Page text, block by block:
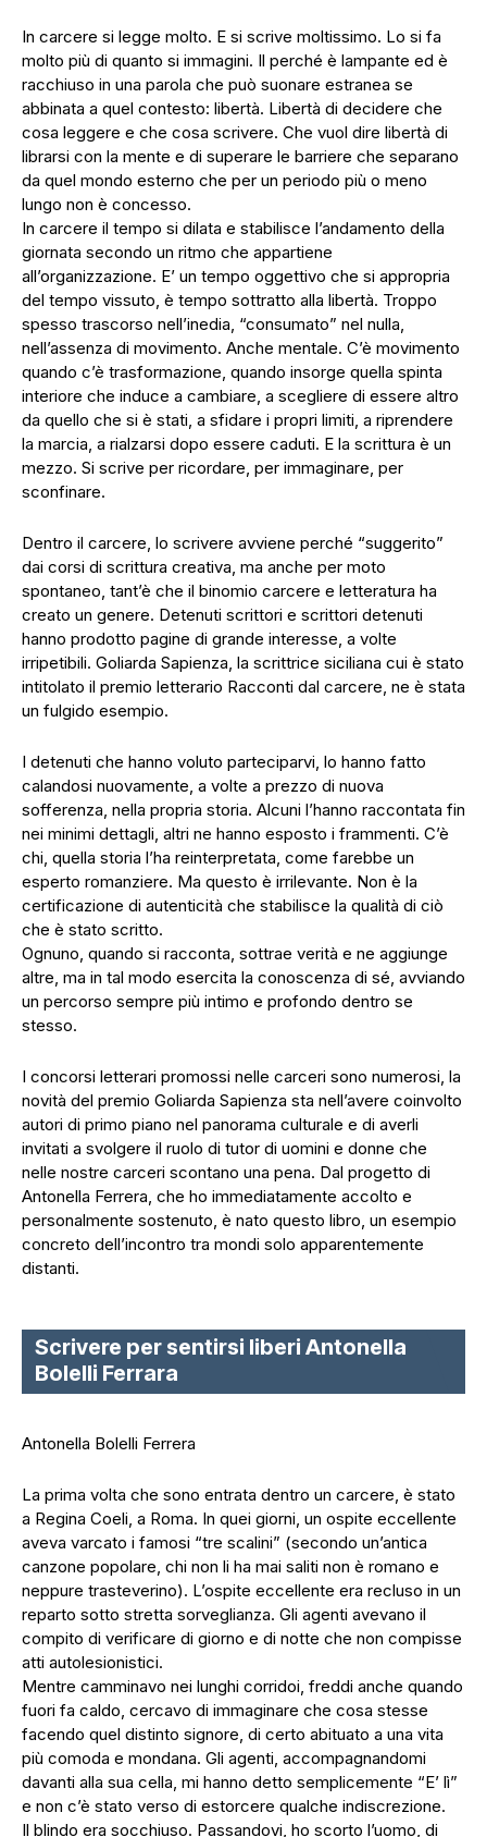
In carcere si legge molto. E si scrive moltissimo. Lo si fa
molto più di quanto si immagini. Il perché è lampante ed è
racchiuso in una parola che può suonare estranea se
abbinata a quel contesto: libertà. Libertà di decidere che
cosa leggere e che cosa scrivere. Che vuol dire libertà di
librarsi con la mente e di superare le barriere che separano
da quel mondo esterno che per un periodo più o meno
lungo non è concesso.
In carcere il tempo si dilata e stabilisce l’andamento della
giornata secondo un ritmo che appartiene
all’organizzazione. E’ un tempo oggettivo che si appropria
del tempo vissuto, è tempo sottratto alla libertà. Troppo
spesso trascorso nell’inedia, “consumato” nel nulla,
nell’assenza di movimento. Anche mentale. C’è movimento
quando c’è trasformazione, quando insorge quella spinta
interiore che induce a cambiare, a scegliere di essere altro
da quello che si è stati, a sfidare i propri limiti, a riprendere
la marcia, a rialzarsi dopo essere caduti. E la scrittura è un
mezzo. Si scrive per ricordare, per immaginare, per
sconfinare.
Dentro il carcere, lo scrivere avviene perché “suggerito”
dai corsi di scrittura creativa, ma anche per moto
spontaneo, tant’è che il binomio carcere e letteratura ha
creato un genere. Detenuti scrittori e scrittori detenuti
hanno prodotto pagine di grande interesse, a volte
irripetibili. Goliarda Sapienza, la scrittrice siciliana cui è stato
intitolato il premio letterario Racconti dal carcere, ne è stata
un fulgido esempio.
I detenuti che hanno voluto parteciparvi, lo hanno fatto
calandosi nuovamente, a volte a prezzo di nuova
sofferenza, nella propria storia. Alcuni l’hanno raccontata fin
nei minimi dettagli, altri ne hanno esposto i frammenti. C’è
chi, quella storia l’ha reinterpretata, come farebbe un
esperto romanziere. Ma questo è irrilevante. Non è la
certificazione di autenticità che stabilisce la qualità di ciò
che è stato scritto.
Ognuno, quando si racconta, sottrae verità e ne aggiunge
altre, ma in tal modo esercita la conoscenza di sé, avviando
un percorso sempre più intimo e profondo dentro se
stesso.
I concorsi letterari promossi nelle carceri sono numerosi, la
novità del premio Goliarda Sapienza sta nell’avere coinvolto
autori di primo piano nel panorama culturale e di averli
invitati a svolgere il ruolo di tutor di uomini e donne che
nelle nostre carceri scontano una pena. Dal progetto di
Antonella Ferrera, che ho immediatamente accolto e
personalmente sostenuto, è nato questo libro, un esempio
concreto dell’incontro tra mondi solo apparentemente
distanti.
Scrivere per sentirsi liberi Antonella
Bolelli Ferrara
Antonella Bolelli Ferrera
La prima volta che sono entrata dentro un carcere, è stato
a Regina Coeli, a Roma. In quei giorni, un ospite eccellente
aveva varcato i famosi “tre scalini” (secondo un’antica
canzone popolare, chi non li ha mai saliti non è romano e
neppure trasteverino). L’ospite eccellente era recluso in un
reparto sotto stretta sorveglianza. Gli agenti avevano il
compito di verificare di giorno e di notte che non compisse
atti autolesionistici.
Mentre camminavo nei lunghi corridoi, freddi anche quando
fuori fa caldo, cercavo di immaginare che cosa stesse
facendo quel distinto signore, di certo abituato a una vita
più comoda e mondana. Gli agenti, accompagnandomi
davanti alla sua cella, mi hanno detto semplicemente “E’ lì”
e non c’è stato verso di estorcere qualche indiscrezione.
Il blindo era socchiuso. Passandovi, ho scorto l’uomo, di